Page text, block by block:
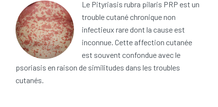
Le Pityriasis rubra pilaris PRP est un
trouble cutané chronique non
infectieux rare dont la cause est
inconnue. Cette affection cutanée
est souvent confondue avec le
psoriasis en raison de similitudes dans les troubles
cutanés.